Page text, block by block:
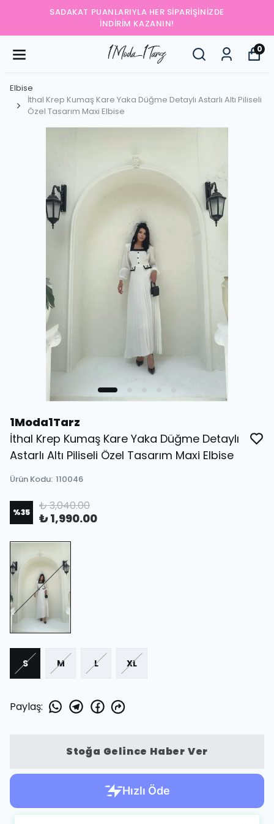
SADAKAT PUANLARIYLA HER SIPARIŞINIZDE
İNDIRIM KAZANIN!
0
Elbise
İthal Krep Kumaş Kare Yaka Düğme Detaylı Astarlı Altı Piliseli
Özel Tasarım Maxi Elbise
1Moda1Tarz
İthal Krep Kumaş Kare Yaka Düğme Detaylı
Astarlı Altı Piliseli Özel Tasarım Maxi Elbise
Ürün Kodu: 110046
%35 ₺ 3,040.00
₺ 1,990.00
S M L XL
Paylaş:
Stoğa Gelince Haber Ver